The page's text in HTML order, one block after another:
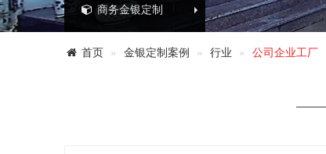
商务金银定制
首页 金银定制案例 行业 公司企业工厂